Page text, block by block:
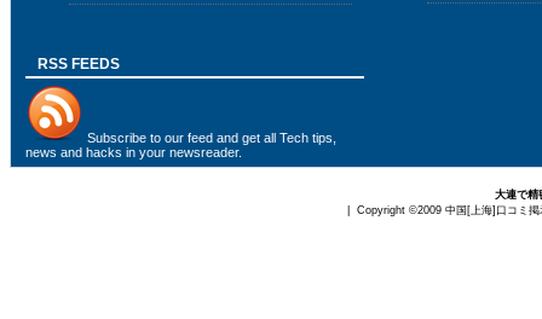
RSS FEEDS
Subscribe to our feed and get all Tech tips,
news and hacks in your newsreader.
大連で精
| Copyright ©2009 中国[上海]口コミ掲